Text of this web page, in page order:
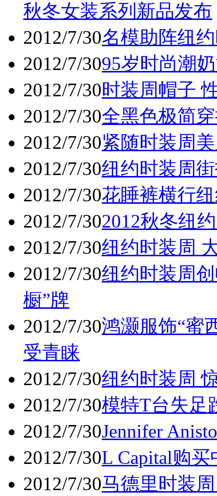
秋冬女装系列新品发布
2012/7/30名模助阵纽
2012/7/3095岁时尚潮
2012/7/30时装周帽子
2012/7/30全黑色极简
2012/7/30紧随时装周
2012/7/30纽约时装周
2012/7/30花睡裤横行
2012/7/302012秋冬纽
2012/7/30纽约时装周
2012/7/30纽约时装周
橱”牌
2012/7/30鸿灏服饰“蜜
受青睐
2012/7/30纽约时装周
2012/7/30模特T台失足
2012/7/30Jennifer
2012/7/30L Capital购
2012/7/30马德里时装